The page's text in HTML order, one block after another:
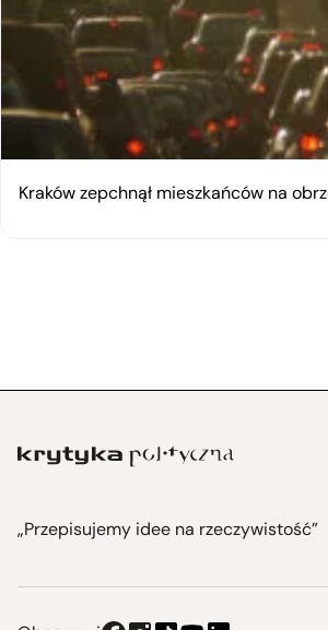
Kraków zepchnął mieszkańców na
„Przepisujemy idee na rzeczywistość”